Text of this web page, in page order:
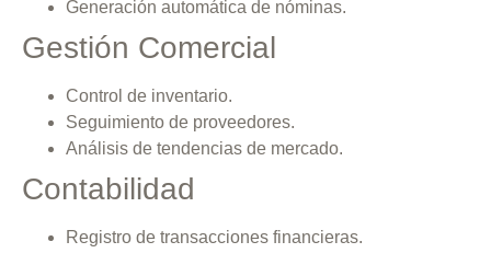
Generación automática de nóminas.
Gestión Comercial
Control de inventario.
Seguimiento de proveedores.
Análisis de tendencias de mercado.
Contabilidad
Registro de transacciones financieras.